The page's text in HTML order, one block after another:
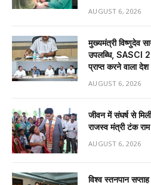
AUGUST 6, 2026
मुख्यमंत्री विष्णुदेव
उपलब्धि, SASCI
प्राप्त करने वाला
AUGUST 6, 2026
जीवन में संघर्ष से
राजस्व मंत्री टंक
AUGUST 6, 2026
विश्व स्तनपान